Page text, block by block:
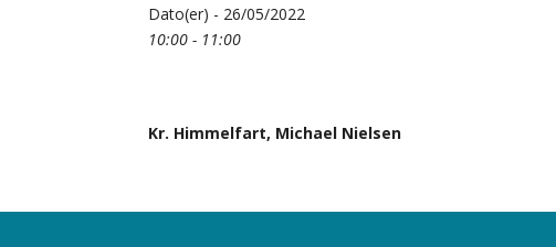
Dato(er) - 26/05/2022
10:00 - 11:00
Kr. Himmelfart, Michael Nielsen